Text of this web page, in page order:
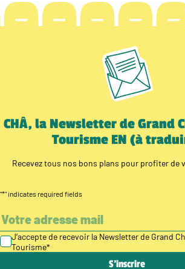
CHÂ, la Newsletter de Grand
Tourisme EN (à
Recevez tous nos bons plans pour profiter de
"*" indicates required fields
J’accepte de recevoir la Newsletter de Grand
Tourisme*